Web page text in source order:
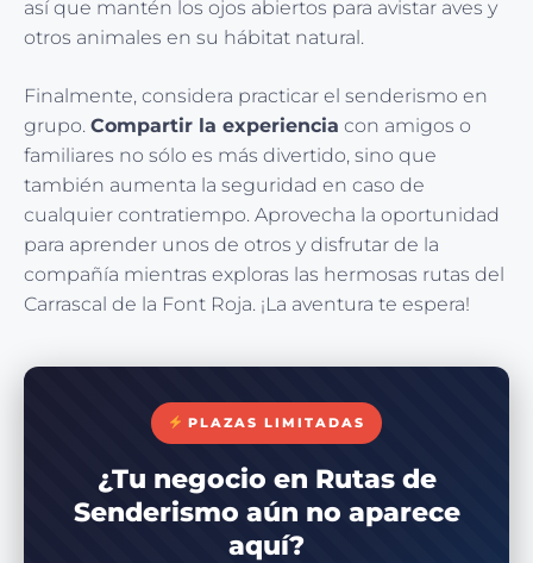
así que mantén los ojos abiertos para avistar aves y
otros animales en su hábitat natural.
Finalmente, considera practicar el senderismo en
grupo. Compartir la experiencia con amigos o
familiares no sólo es más divertido, sino que
también aumenta la seguridad en caso de
cualquier contratiempo. Aprovecha la oportunidad
para aprender unos de otros y disfrutar de la
compañía mientras exploras las hermosas rutas del
Carrascal de la Font Roja. ¡La aventura te espera!
PLAZAS LIMITADAS
¿Tu negocio en Rutas de
Senderismo aún no aparece
aquí?